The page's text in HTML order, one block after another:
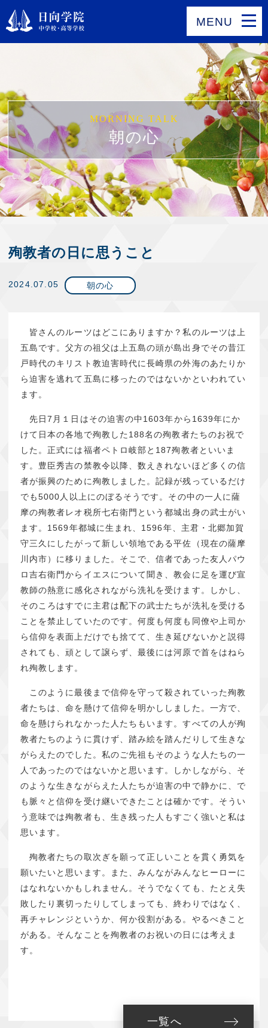
MENU
MORNING TALK
朝の心
殉教者の日に思うこと
2024.07.05 朝の心
皆さんのルーツはどこにありますか？私のルーツは上
五島です。父方の祖父は上五島の頭が島出身でその昔江
戸時代のキリスト教迫害時代に長崎県の外海のあたりか
ら迫害を逃れて五島に移ったのではないかといわれてい
ます。
先日7月１日はその迫害の中1603年から1639年にか
けて日本の各地で殉教した188名の殉教者たちのお祝で
した。正式には福者ペトロ岐部と187殉教者といいま
す。豊臣秀吉の禁教令以降、数えきれないほど多くの信
者が振興のために殉教しました。記録が残っているだけ
でも5000人以上にのぼるそうです。その中の一人に薩
摩の殉教者レオ税所七右衛門という都城出身の武士がい
ます。1569年都城に生まれ、1596年、主君・北郷加賀
守三久にしたがって新しい領地である平佐（現在の薩摩
川内市）に移りました。そこで、信者であった友人パウ
ロ吉右衛門からイエスについて聞き、教会に足を運び宣
教師の熱意に感化されながら洗礼を受けます。しかし、
そのころはすでに主君は配下の武士たちが洗礼を受ける
ことを禁止していたのです。何度も何度も同僚や上司か
ら信仰を表面上だけでも捨てて、生き延びないかと説得
されても、頑として譲らず、最後には河原で首をはねら
れ殉教します。
このように最後まで信仰を守って殺されていった殉教
者たちは、命を懸けて信仰を明かししました。一方で、
命を懸けられなかった人たちもいます。すべての人が殉
教者たちのように貫けず、踏み絵を踏んだりして生きな
がらえたのでした。私のご先祖もそのような人たちの一
人であったのではないかと思います。しかしながら、そ
のような生きながらえた人たちが迫害の中で静かに、で
も脈々と信仰を受け継いできたことは確かです。そうい
う意味では殉教者も、生き残った人もすごく強いと私は
思います。
殉教者たちの取次ぎを願って正しいことを貫く勇気を
願いたいと思います。また、みんながみんなヒーローに
はなれないかもしれません。そうでなくても、たとえ失
敗したり裏切ったりしてしまっても、終わりではなく、
再チャレンジというか、何か役割がある。やるべきこと
がある。そんなことを殉教者のお祝いの日には考えま
す。
一覧へ